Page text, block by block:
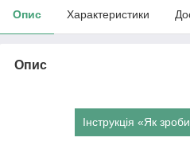
Опис Характеристики
Опис
Інструкція «Як